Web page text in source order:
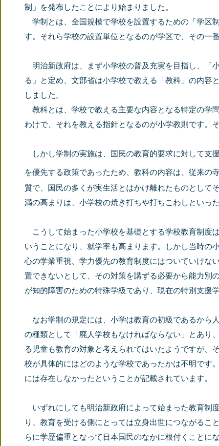
制」を発布したことにより始まりました。
学制とは、全国規模で学校を設置するための「学区
す。それら学校の設置単位となるのが学区で、その一
明治新政府は、まず小学校の普及充実を目指し、「
る」と定め、文部省は小学校で教える「教科」の内容
しました。
教科とは、学校で教える主要な内容となる特定の学
わけで、それを教える指針となるのが小学教則です。
しかし学制の実施は、国民の教育的要求に対して支
を優先する政策であったため、教科の内容は、従来の
質で、国民の多くが実生活とはかけ離れたものとして
満の高まりは、小学校の焼き打ちや打ちこわしといっ
こうして始まった小学校を基礎とする学校教育制度
いうことになり、就学率も高まります。しかし当時の
心の学業重視、学力優先の教育制度にはついていけな
置できないとして、その対策を講ずる必要から能力別
が知的障害のための特殊学級であり、現在の特別支援
なお学制の規定には、小学は教育の初級であるから
の種類として「廃人学校もなければならない」とあり
る児童も教育の対象と考えられてはいたようですが、
校が具体的にはどのような学校であったかは不明で
には存在しなかったということが記載されています。
いずれにしても明治新政府によって始まった教育制
り、教育を受ける側にとっては立身出世につながるこ
らに学歴偏重となって日本国民のなかに根付くことに